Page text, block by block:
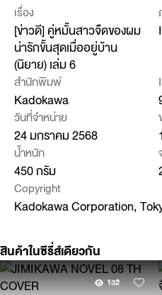
เรื่อง
[ข่าวดี] คู่หมั้นสาวจืดของผม
น่ารักขั้นสุดเมื่ออยู่บ้าน
(นิยาย) เล่ม 6
สำนักพิมพ์
Kadokawa
วันที่จำหน่าย
24 มกราคม 2568
น้ำหนัก
450 กรัม
Copyright
Kadokawa Corporation,
สินค้าในซีรี่ส์เดียวกัน
132